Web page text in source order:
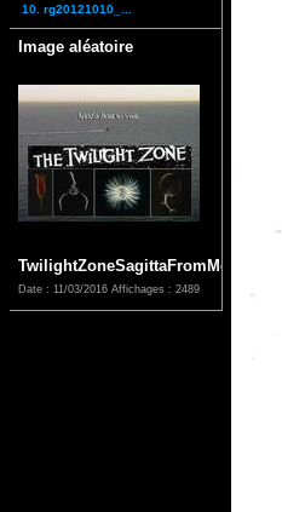
10. rg20121010_...
Image aléatoire
TwilightZoneSagittaFromMetterlinck
Date : 11/03/2016 Affichages : 2489